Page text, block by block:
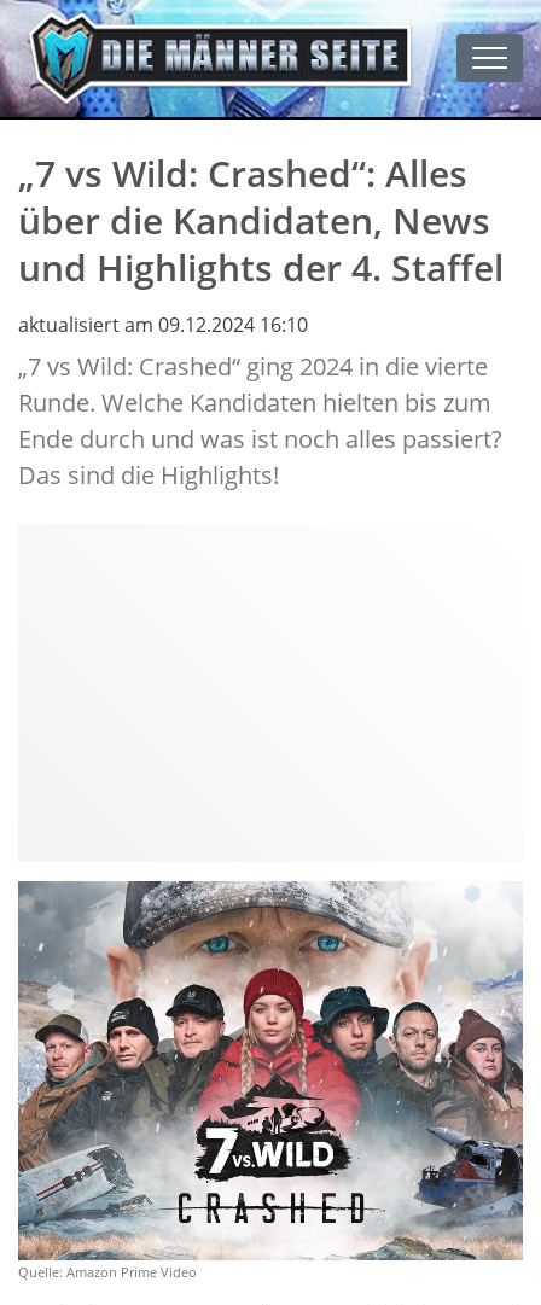
„7 vs Wild: Crashed“: Alles
über die Kandidaten, News
und Highlights der 4. Staffel
aktualisiert am 09.12.2024 16:10
„7 vs Wild: Crashed“ ging 2024 in die vierte
Runde. Welche Kandidaten hielten bis zum
Ende durch und was ist noch alles passiert?
Das sind die Highlights!
Quelle: Amazon Prime Video